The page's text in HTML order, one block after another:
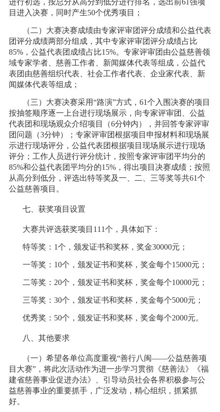
目进入决赛，同时产生50个优秀项目；
（二）大赛决赛成绩由专家评审团评分成绩和公益代表
团评分成绩两部分组成，其中专家评审团评分成绩占比
85%，公益代表团成绩占比15%。专家评审团由公益慈善领
域专家学者、慈善工作者、新闻媒体代表等组成，公益代
表团由慈善组织代表、社会工作者代表、企业家代表、新
闻媒体代表等组成；
（三）大赛决赛采用“路演”方式，61个入围决赛的项目
按抽签顺序逐一上台进行现场展示，向专家评审团、公益
代表团和现场观众介绍项目（6分钟内），并回答专家评审
团问题（3分钟）；专家评审团根据项目申报材料和现场展
示进行现场评分，公益代表团根据项目现场展示进行现场
评分；工作人员进行评分统计，按照专家评审团平均分的
85%和公益代表团平均分的15%，得出项目决赛成绩；按照
从高分到低分，评选出特等奖及一、二、三等奖等共61个
公益慈善项目。
七、获奖项目设置
大赛共评选获奖项目111个，具体如下：
特等奖：1个，颁发证书和奖杯，奖金30000元；
一等奖：10个，颁发证书和奖杯，奖金每个15000元；
二等奖：20个，颁发证书和奖杯，奖金每个10000元；
三等奖：30个，颁发证书和奖杯，奖金每个5000元；
优秀奖：50个，颁发证书和奖杯，奖金每个2000元。
八、其他要求
（一）希望各单位高度重视“善行八闽——公益慈善项
目大赛”，将此次活动作为进一步学习贯彻《慈善法》《福
建省慈善事业促进办法》、引导动员社会各界积极参与公
益慈善事业的重要抓手，广泛发动，精心组织，抓紧抓
好。